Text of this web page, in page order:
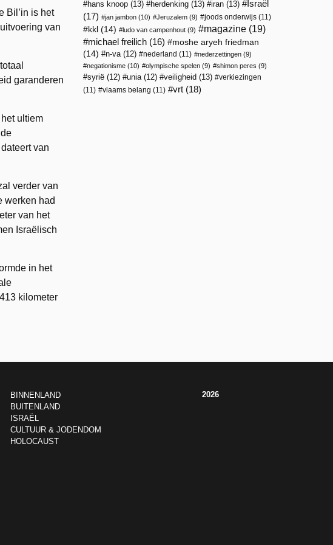
Bil’in is het
van
garanderen
ultiem
van
verder van
werken had
van het
Israëlisch
in het
kilometer
hans knoop (13) herdenking (13) iran (13)
Israël
(17)
jan jambon (10) Jeruzalem (9) joods onderwijs (11)
kkl (14) ludo van campenhout (9) magazine (19)
michael freilich (16)
moshe aryeh friedman
(14)
n-va(12) nederland (11) nederzettingen (9)
negationisme (10) olympische spelen (9) shimon peres (9)
syrië (12) unia(12) veiligheid (13)
verkiezingen
(11)
vlaams belang (11) vrt (18)
BINNENLAND
BUITENLAND
ISRAËL
CULTUUR & JODENDOM
HOLOCAUST
2026